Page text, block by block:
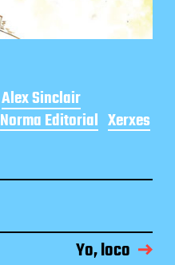
Alex Sinclair
Norma Editorial Xerxes
Yo, loco